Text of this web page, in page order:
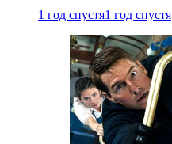
1 год спустя1 год спустя